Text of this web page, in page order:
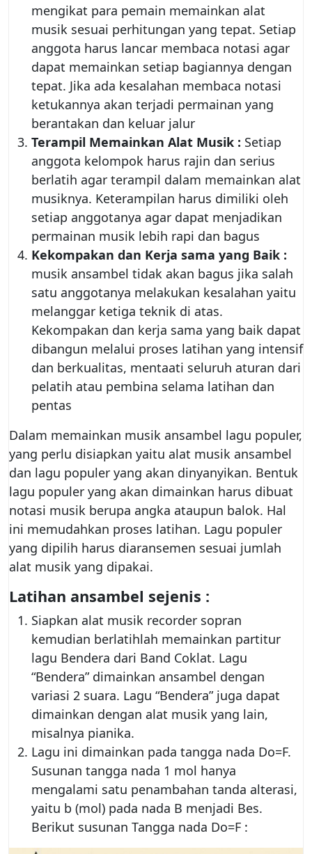
mengikat para pemain memainkan alat
musik sesuai perhitungan yang tepat. Setiap
anggota harus lancar membaca notasi agar
dapat memainkan setiap bagiannya dengan
tepat. Jika ada kesalahan membaca notasi
ketukannya akan terjadi permainan yang
berantakan dan keluar jalur
Terampil Memainkan Alat Musik : Setiap
anggota kelompok harus rajin dan serius
berlatih agar terampil dalam memainkan alat
musiknya. Keterampilan harus dimiliki oleh
setiap anggotanya agar dapat menjadikan
permainan musik lebih rapi dan bagus
Kekompakan dan Kerja sama yang Baik :
musik ansambel tidak akan bagus jika salah
satu anggotanya melakukan kesalahan yaitu
melanggar ketiga teknik di atas.
Kekompakan dan kerja sama yang baik dapat
dibangun melalui proses latihan yang intensif
dan berkualitas, mentaati seluruh aturan dari
pelatih atau pembina selama latihan dan
pentas
Dalam memainkan musik ansambel lagu populer,
yang perlu disiapkan yaitu alat musik ansambel
dan lagu populer yang akan dinyanyikan. Bentuk
lagu populer yang akan dimainkan harus dibuat
notasi musik berupa angka ataupun balok. Hal
ini memudahkan proses latihan. Lagu populer
yang dipilih harus diaransemen sesuai jumlah
alat musik yang dipakai.
Latihan ansambel sejenis :
Siapkan alat musik recorder sopran
kemudian berlatihlah memainkan partitur
lagu Bendera dari Band Coklat. Lagu
“Bendera” dimainkan ansambel dengan
variasi 2 suara. Lagu “Bendera” juga dapat
dimainkan dengan alat musik yang lain,
misalnya pianika.
Lagu ini dimainkan pada tangga nada Do=F.
Susunan tangga nada 1 mol hanya
mengalami satu penambahan tanda alterasi,
yaitu b (mol) pada nada B menjadi Bes.
Berikut susunan Tangga nada Do=F :